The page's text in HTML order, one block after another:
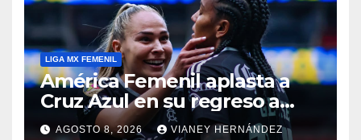
LIGA MX FEMENIL
América Femenil aplasta a
Cruz Azul en su regreso a
casa
AGOSTO 8, 2026 VIANEY HERNÁNDEZ